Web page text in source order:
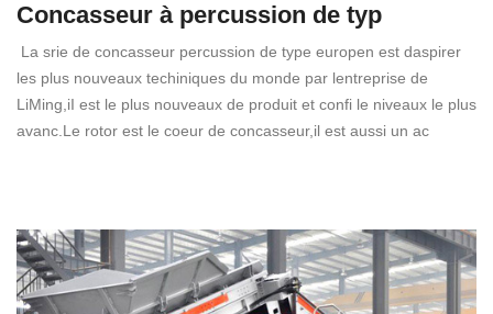
Concasseur à percussion de typ
La srie de concasseur percussion de type europen est daspirer
les plus nouveaux techiniques du monde par lentreprise de
LiMing,iI est le plus nouveaux de produit et confi le niveaux le plus
avanc.Le rotor est le coeur de concasseur,il est aussi un ac